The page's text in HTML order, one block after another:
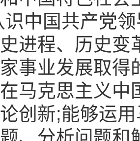
识中国共产党
进程、历史
事业发展取得
马克思主义中
创新;能够运